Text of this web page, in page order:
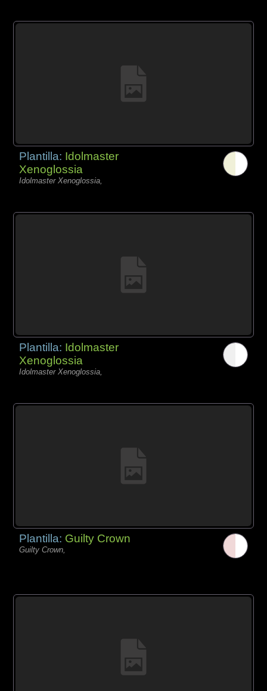
Plantilla: Idolmaster
Xenoglossia
Idolmaster Xenoglossia,
Plantilla: Idolmaster
Xenoglossia
Idolmaster Xenoglossia,
Plantilla: Guilty Crown
Guilty Crown,